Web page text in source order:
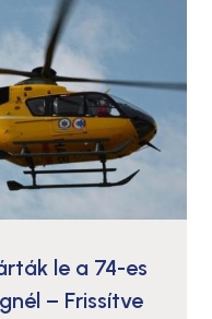
le a 74-es
– Frissítve